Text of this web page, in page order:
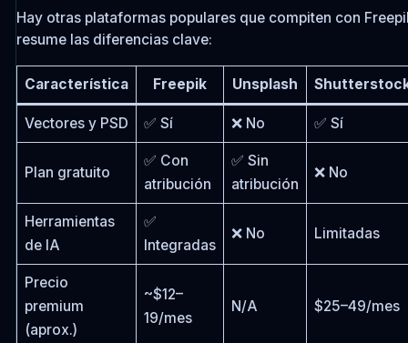
Hay otras plataformas populares que compiten con
resume las diferencias clave:
Característica Freepik Unsplash
Vectores y PSD ✅ Sí ❌ No ✅ Sí
Plan gratuito
✅ Con
atribución
✅ Sin
atribución
❌ No
Herramientas
de IA
✅
Integradas
❌ No Limitadas
Precio
premium
(aprox.)
~$12–
19/mes
N/A $25–49/mes